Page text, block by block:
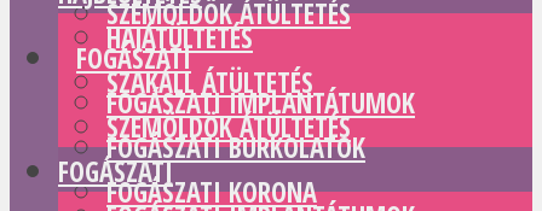
SZEMÖLDÖK ÁTÜLTETÉS
FOGÁSZATI
FOGÁSZATI IMPLANTÁTUMOK
FOGÁSZATI BURKOLATOK
FOGÁSZATI KORONA
HAJÁTÜLTETÉS
SZAKÁLL ÁTÜLTETÉS
SZEMÖLDÖK ÁTÜLTETÉS
FOGÁSZATI